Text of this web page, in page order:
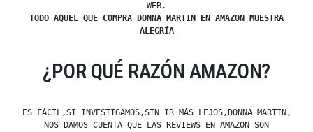
WEB.
TODO AQUEL QUE COMPRA DONNA MARTIN EN AMAZON MUESTRA
ALEGRÍA
¿POR QUÉ RAZÓN AMAZON?
ES FÁCIL,SI INVESTIGAMOS,SIN IR MÁS LEJOS,DONNA MARTIN,
NOS DAMOS CUENTA QUE LAS REVIEWS EN AMAZON SON